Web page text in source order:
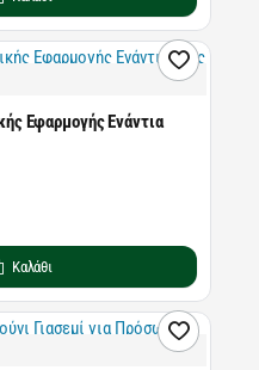
Εφαρμογής Ενάντια
Καλάθι